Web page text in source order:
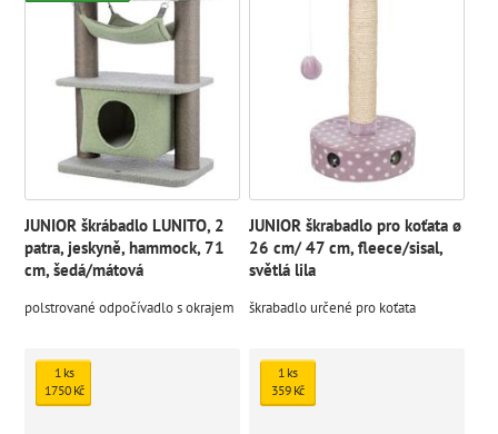
JUNIOR škrábadlo LUNITO, 2
patra, jeskyně, hammock, 71
cm, šedá/mátová
polstrované odpočívadlo s okrajem
1 ks
1750 Kč
JUNIOR škrabadlo pro koťata ø
26 cm/ 47 cm, fleece/sisal,
světlá lila
škrabadlo určené pro koťata
1 ks
359 Kč